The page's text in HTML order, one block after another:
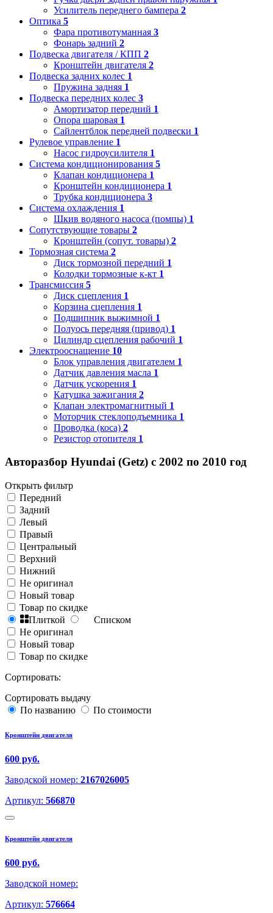
Усилитель переднего бампера 2
Оптика 5
Фара противотуманная 3
Фонарь задний 2
Подвеска двигателя / КПП 2
Кронштейн двигателя 2
Подвеска задних колес 1
Пружина задняя 1
Подвеска передних колес 3
Амортизатор передний 1
Опора шаровая 1
Сайлентблок передней подвески 1
Рулевое управление 1
Насос гидроусилителя 1
Система кондиционирования 5
Клапан кондиционера 1
Кронштейн кондиционера 1
Трубка кондиционера 3
Система охлаждения 1
Шкив водяного насоса (помпы) 1
Сопутствующие товары 2
Кронштейн (сопут. товары) 2
Тормозная система 2
Диск тормозной передний 1
Колодки тормозные к-кт 1
Трансмиссия 5
Диск сцепления 1
Корзина сцепления 1
Подшипник выжимной 1
Полуось передняя (привод) 1
Цилиндр сцепления рабочий 1
Электрооснащение 10
Блок управления двигателем 1
Датчик давления масла 1
Датчик ускорения 1
Катушка зажигания 2
Клапан электромагнитный 1
Моторчик стеклоподъемника 1
Проводка (коса) 2
Резистор отопителя 1
Авторазбор Hyundai (Getz) с 2002 по 2010 год
Открыть фильтр
Передний
Задний
Левый
Правый
Центральный
Верхний
Нижний
Не оригинал
Новый товар
Товар по скидке
Плиткой
Списком
Не оригинал
Новый товар
Товар по скидке
Сортировать:
Сортировать выдачу
По названию
По стоимости
Кронштейн двигателя
600 руб.
Заводской номер: 2167026005
Артикул: 566870
Кронштейн двигателя
600 руб.
Заводской номер:
Артикул: 576664